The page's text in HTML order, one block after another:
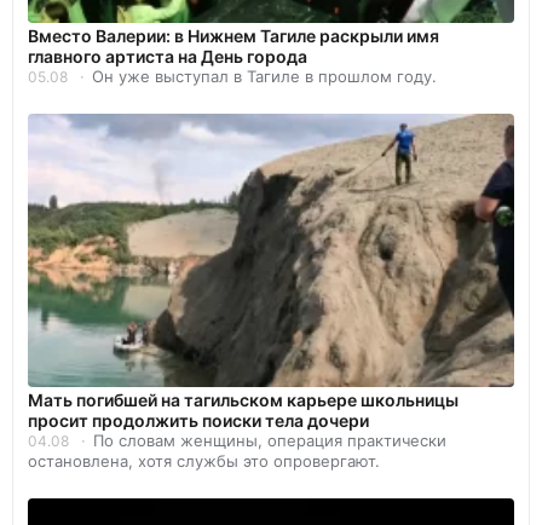
Вместо Валерии: в Нижнем Тагиле раскрыли имя
главного артиста на День города
05.08 Он уже выступал в Тагиле в прошлом году.
Мать погибшей на тагильском карьере школьницы
просит продолжить поиски тела дочери
04.08
По словам женщины, операция практически
остановлена, хотя службы это опровергают.